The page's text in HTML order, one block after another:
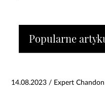
Popularne
14.08.2023 / Expert